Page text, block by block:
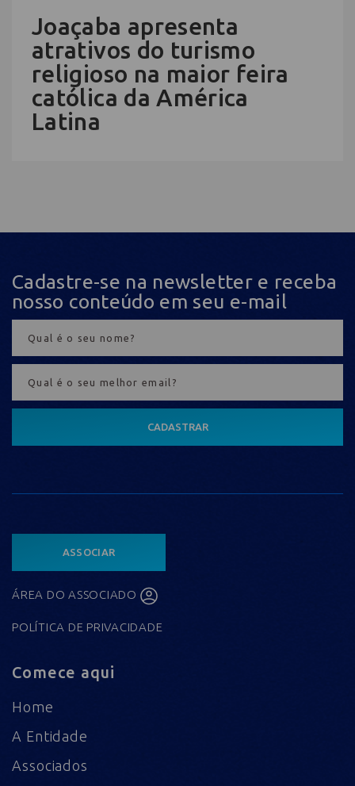
Joaçaba apresenta
atrativos do turismo
religioso na maior feira
católica da América
Latina
Cadastre-se na newsletter e receba
nosso conteúdo em seu e-mail
CADASTRAR
ASSOCIAR
ÁREA DO ASSOCIADO
POLÍTICA DE PRIVACIDADE
Comece aqui
Home
A Entidade
Associados